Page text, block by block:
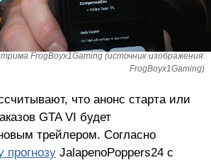
FrogBoyx1Gaming (источник изображения:
FrogBoyx1Gaming)
что анонс старта или
GTA VI будет
трейлером. Согласно
прогнозуJalapenoPoppers24 с